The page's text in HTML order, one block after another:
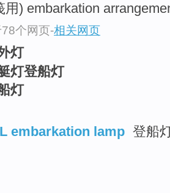
用) embarkation
个网页-相关网页
灯
灯登船灯
灯
embarkation lamp 登船